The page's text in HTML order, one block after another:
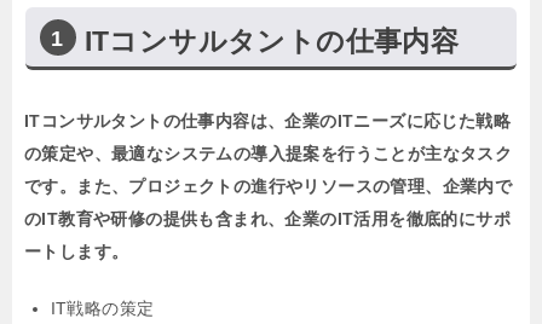
ITコンサルタントの仕事内容
ITコンサルタントの仕事内容は、企業のITニーズに応じた戦略
の策定や、最適なシステムの導入提案を行うことが主なタスク
です。また、プロジェクトの進行やリソースの管理、企業内で
のIT教育や研修の提供も含まれ、企業のIT活用を徹底的にサポ
ートします。
IT戦略の策定